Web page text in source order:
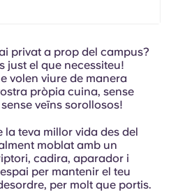
privat a prop del campus?
just el que necessiteu!
volen viure de manera
pròpia cuina, sense
veïns sorollosos!
teva millor vida des del
moblat amb un
cadira, aparador i
per mantenir el teu
per molt que portis.